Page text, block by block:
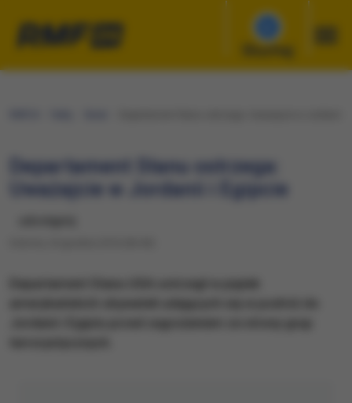
Słuchaj
Departament Stanu ostrzega:
Uważajcie w Jordanii i Egipcie